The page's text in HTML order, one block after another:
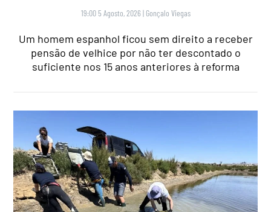
19:00 5 Agosto, 2026 | Gonçalo Viegas
Um homem espanhol ficou sem direito a receber
pensão de velhice por não ter descontado o
suficiente nos 15 anos anteriores à reforma